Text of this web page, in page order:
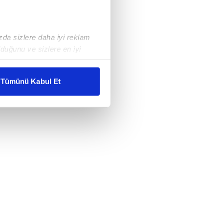
sizlere daha iyi reklam
ve sizlere en iyi
karşılamak
gösterilmeyecektir."
kullanılmaktadır. Bu
sunulması
ve sizlere yönelik
detaylı bilgi için Ayarlar
ve sitemizde ilgili
Tümünü Kabul Et